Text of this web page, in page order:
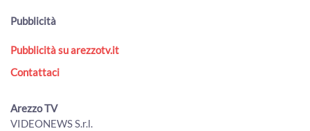
Pubblicità
Pubblicità su arezzotv.it
Contattaci
Arezzo TV
VIDEONEWS S.r.l.